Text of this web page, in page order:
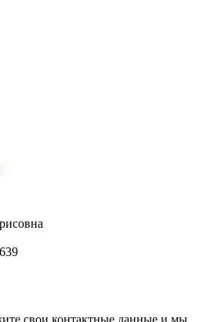
свои контактные данные и мы